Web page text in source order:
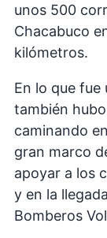
unos 500
Chacabuco
kilómetros.
En lo que
también
caminando
gran marco
apoyar a los
y en la
Bomberos